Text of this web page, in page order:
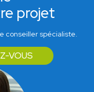
projet
conseiller spécialiste.
VOUS